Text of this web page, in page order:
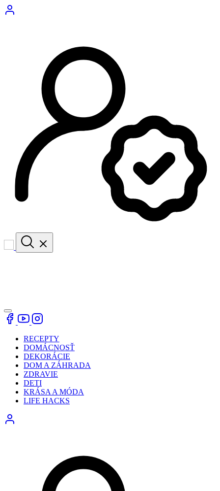
RECEPTY
DOMÁCNOSŤ
DEKORÁCIE
DOM A ZÁHRADA
ZDRAVIE
DETI
KRÁSA A MÓDA
LIFE HACKS